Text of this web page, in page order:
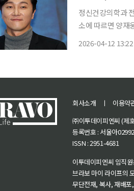
정신건강의학과 전문
소에 따르면 양재
2026-04-12 13:22
회사소개 ㅣ 이용약
㈜이투데이피엔씨 (제
등록번호 : 서울아
ISSN : 2951-4681
이투데이피엔씨 임직
브라보 마이 라이프의
무단전재, 복사, 재배